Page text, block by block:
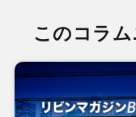
このコラ